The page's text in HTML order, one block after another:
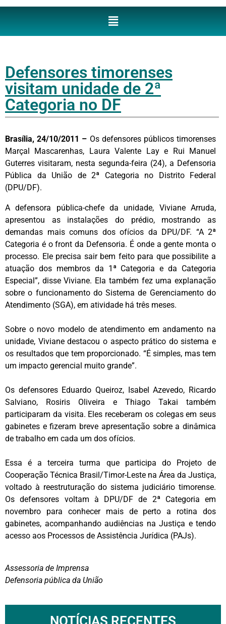
Defensores timorenses
visitam unidade de 2ª
Categoria no DF
Brasília, 24/10/2011 – Os defensores públicos timorenses
Marçal Mascarenhas, Laura Valente Lay e Rui Manuel
Guterres visitaram, nesta segunda-feira (24), a Defensoria
Pública da União de 2ª Categoria no Distrito Federal
(DPU/DF).
A defensora pública-chefe da unidade, Viviane Arruda,
apresentou as instalações do prédio, mostrando as
demandas mais comuns dos ofícios da DPU/DF. “A 2ª
Categoria é o front da Defensoria. É onde a gente monta o
processo. Ele precisa sair bem feito para que possibilite a
atuação dos membros da 1ª Categoria e da Categoria
Especial”, disse Viviane. Ela também fez uma explanação
sobre o funcionamento do Sistema de Gerenciamento do
Atendimento (SGA), em atividade há três meses.
Sobre o novo modelo de atendimento em andamento na
unidade, Viviane destacou o aspecto prático do sistema e
os resultados que tem proporcionado. “É simples, mas tem
um impacto gerencial muito grande”.
Os defensores Eduardo Queiroz, Isabel Azevedo, Ricardo
Salviano, Rosiris Oliveira e Thiago Takai também
participaram da visita. Eles receberam os colegas em seus
gabinetes e fizeram breve apresentação sobre a dinâmica
de trabalho em cada um dos ofícios.
Essa é a terceira turma que participa do Projeto de
Cooperação Técnica Brasil/Timor-Leste na Área da Justiça,
voltado à reestruturação do sistema judiciário timorense.
Os defensores voltam à DPU/DF de 2ª Categoria em
novembro para conhecer mais de perto a rotina dos
gabinetes, acompanhando audiências na Justiça e tendo
acesso aos Processos de Assistência Jurídica (PAJs).
Assessoria de Imprensa
Defensoria pública da União
NOTÍCIAS RECENTES